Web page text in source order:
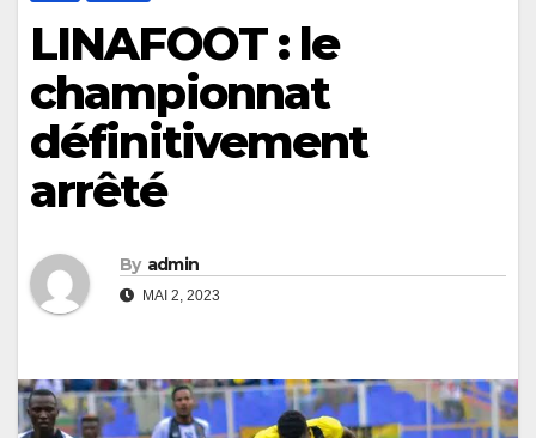
LINAFOOT : le
championnat
définitivement
arrêté
By admin
MAI 2, 2023